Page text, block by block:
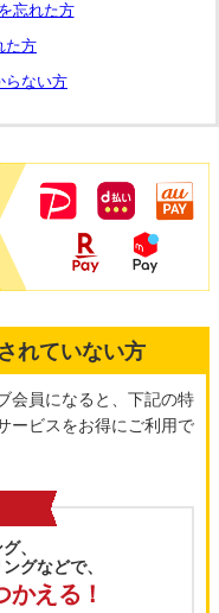
忘れた方
た方
らない方
れていない方
会員になると、下記の特
ービスをお得にご利用で
、
グなどで、
える！